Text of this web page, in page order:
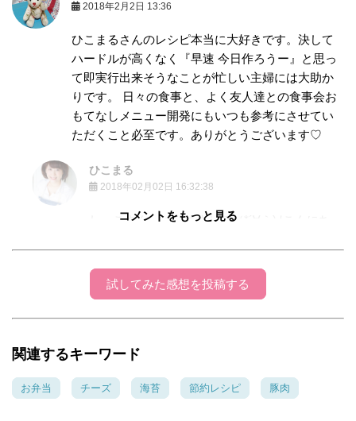
2018年2月2日 13:36
ひこまるさんのレシピ本当に大好きです。決して
ハードルが高くなく『早速 今日作ろうー』と思っ
て即実行出来そうなことが忙しい主婦には大助か
りです。 日々の食事と、よく友人達との食事会お
もてなしメニュー開発にもいつも参考にさせてい
ただくこと必至です。ありがとうございます♡
ひこまる
2018年02月02日 16:32:38
しーこさん。はじめまして（*´∀｀)ﾉこんにち
なんて、レシピ作ってて本当に良かったなっと
思う瞬間です❤同んなじ食材ばっかりで実際ど
うなんだろう？っと思いながらも、身近な物で
ーこさんの笑顔が浮かぶようなコメントに感激
っと思って頂ける様なメニュー頑張ります！週
コメントをもっと見る
試してみた感想を投稿する
関連するキーワード
お弁当 チーズ 海苔 節約レシピ 豚肉